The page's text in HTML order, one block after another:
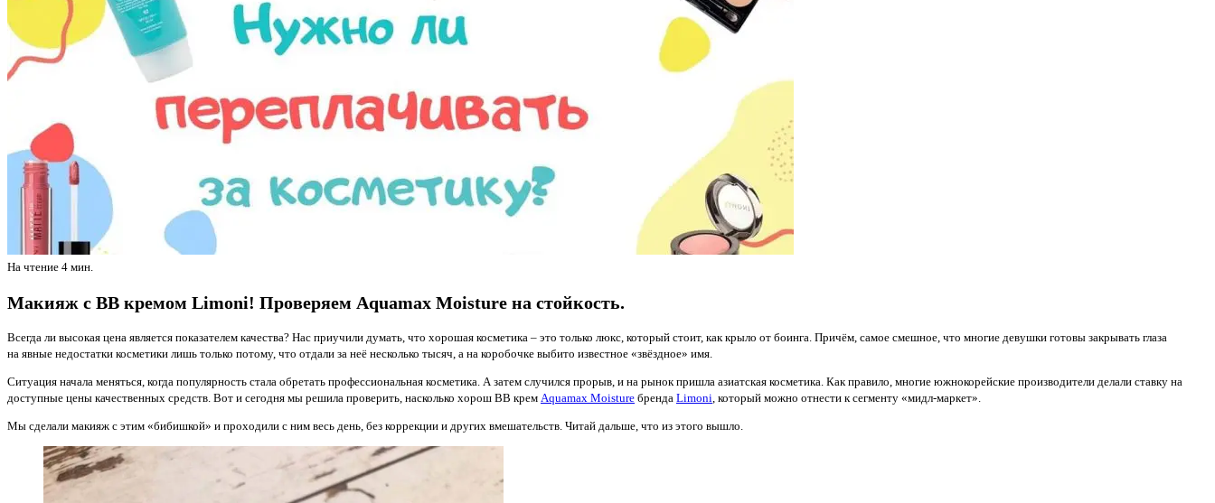
На чтение 4 мин.
Макияж с ВВ кремом Limoni! Проверяем Aquamax Moisture на стойкость.
Всегда ли высокая цена является показателем качества? Нас приучили думать, что хорошая косметика – это только люкс, который стоит, как крыло от боинга. Причём, самое смешное, что многие девушки готовы закрывать глаза
на явные недостатки косметики лишь только потому, что отдали за неё несколько тысяч, а на коробочке выбито известное «звёздное» имя.
Ситуация начала меняться, когда популярность стала обретать профессиональная косметика. А затем случился прорыв, и на рынок пришла азиатская косметика. Как правило, многие южнокорейские производители делали ставку на
доступные цены качественных средств. Вот и сегодня мы решила проверить, насколько хорош ВВ крем Aquamax Moisture бренда Limoni , который можно отнести к сегменту «мидл-маркет».
Мы сделали макияж с этим «бибишкой» и проходили с ним весь день, без коррекции и других вмешательств. Читай дальше, что из этого вышло.